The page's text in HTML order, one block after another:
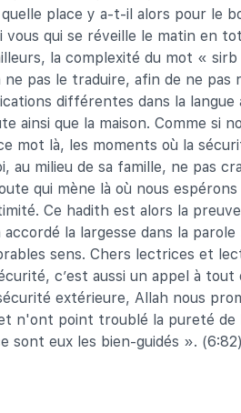
place y a-t-il alors pour le
qui se réveille le matin en
la complexité du mot «
ne pas le traduire, afin de ne pas
différentes dans la langue
ainsi que la maison. Comme si
mot là, les moments où la
au milieu de sa famille, ne pas
qui mène là où nous espérons
Ce hadith est alors la
la largesse dans la
sens. Chers lectrices et
c’est aussi un appel à
extérieure, Allah nous
n'ont point troublé la pureté de
sont eux les bien-guidés ». (6:82)